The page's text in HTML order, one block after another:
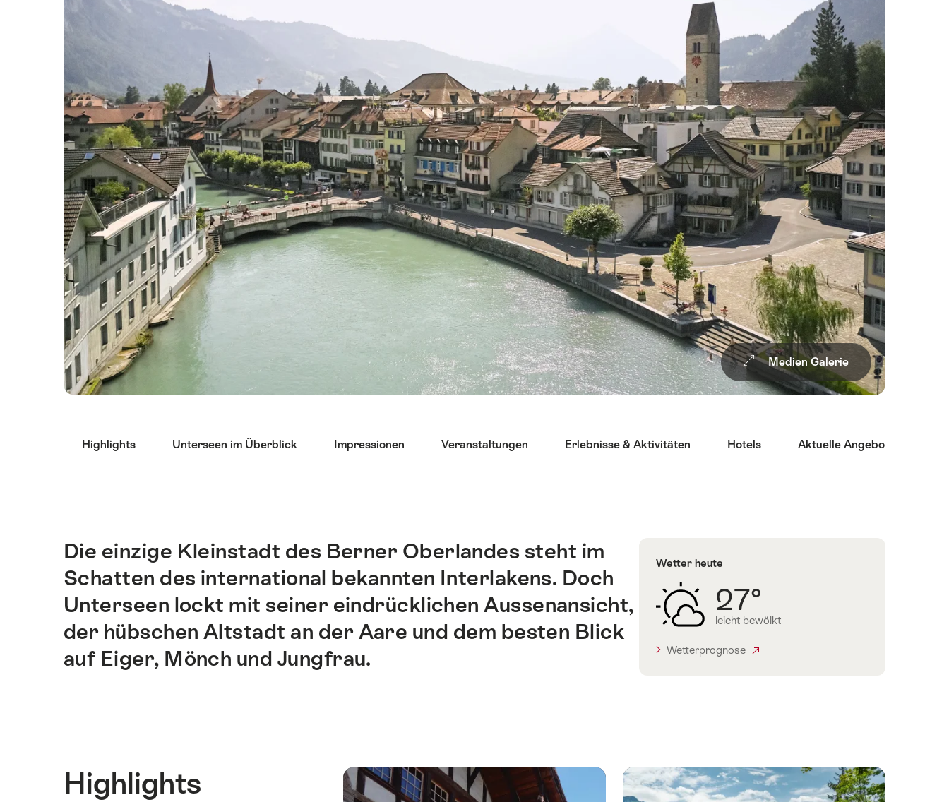
Medien Galerie
Ankerpunkten
auf
dieser
Seite
führen.
Highlights Unterseen im Überblick Impressionen Veranstaltungen Erlebnisse & Aktivitäten Hotels Aktuelle Angebote
Einleitung
Die einzige Kleinstadt des Berner Oberlandes steht im
Schatten des international bekannten Interlakens. Doch
Unterseen lockt mit seiner eindrücklichen Aussenansicht,
der hübschen Altstadt an der Aare und dem besten Blick
auf Eiger, Mönch und Jungfrau.
Wetter heute
27°
leicht bewölkt
Wetterprognose
Highlights